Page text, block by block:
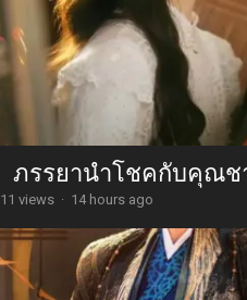
ภรรยานำโชคกับคุณช
11 views · 14 hours ago